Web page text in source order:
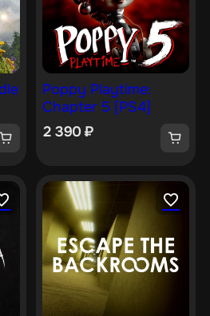
Poppy Playtime:
Chapter 5 [PS4]
2 390₽